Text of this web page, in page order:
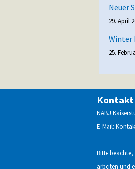
Neuer
29. April
Winter
25.
Kontakt
NABU
E-Mail:
Bitte beachte,
arbeiten und